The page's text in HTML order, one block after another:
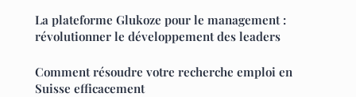
La plateforme Glukoze pour le management :
révolutionner le développement des leaders
Comment résoudre votre recherche emploi en
Suisse efficacement